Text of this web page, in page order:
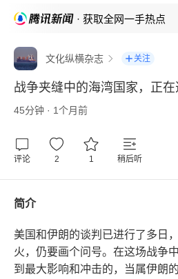
· 获取全网一手热点
文化纵横杂志 关注
战争夹缝中的海湾国家，正
45分钟 · 1个月前
评论 2 1 稍后听
简介
美国和伊朗的谈判已进行了多日
火，仍要画个问号。在这场战争
到最大影响和冲击的，当属伊